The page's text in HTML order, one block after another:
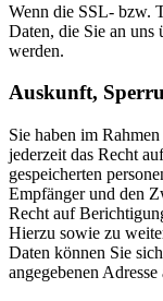
Wenn die SSL- bzw.
Daten, die Sie an uns
werden.
Auskunft,
Sie haben im
jederzeit das Recht
gespeicherten
Empfänger und den
Recht auf
Hierzu sowie zu
Daten können Sie
angegebenen